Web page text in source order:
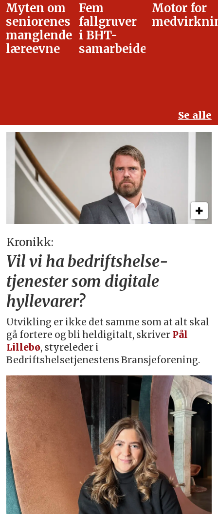
Myten om
seniorenes
manglende
læreevne
Fem
fallgruver
i BHT-
samarbeidet
Motor for
Se alle
Kronikk:
Vil vi ha bedriftshelse­
tjenester som digitale
hyllevarer?
Utvikling er ikke det samme som at alt skal
gå fortere og bli heldigitalt, skriver Pål
Lillebø, styreleder i
Bedriftshelsetjenestens Bransjeforening.